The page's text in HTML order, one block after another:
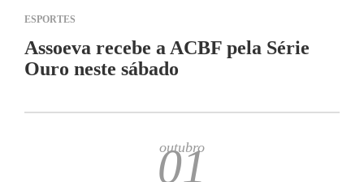
ESPORTES
Assoeva recebe a ACBF pela Série
Ouro neste sábado
outubro
01